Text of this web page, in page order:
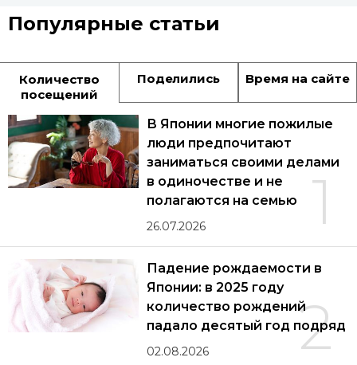
Популярные статьи
Количество
посещений
Поделились Время на сайте
1
В Японии многие пожилые
люди предпочитают
заниматься своими делами
в одиночестве и не
полагаются на семью
26.07.2026
2
Падение рождаемости в
Японии: в 2025 году
количество рождений
падало десятый год подряд
02.08.2026